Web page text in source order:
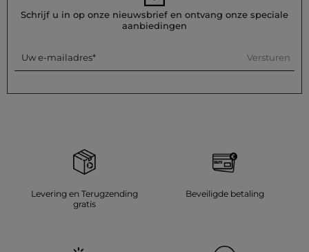
Schrijf u in op onze nieuwsbrief en ontvang onze speciale
aanbiedingen
Uw e-mailadres Versturen
Levering en Terugzending
gratis
Beveiligde betaling